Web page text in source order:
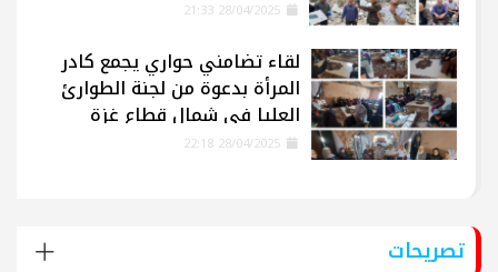
لقاء تضامني حواري يجمع كادر
المرأة بدعوة من لجنة الطوارئ
العليا في شمال قطاع غزة
تصريحات